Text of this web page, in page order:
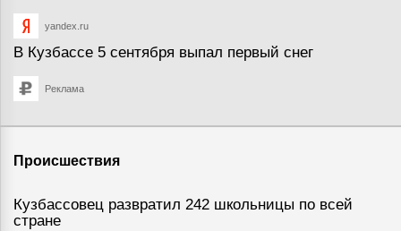
yandex.ru
В Кузбассе 5 сентября выпал первый снег
Реклама
Происшествия
Кузбассовец развратил 242 школьницы по всей
стране